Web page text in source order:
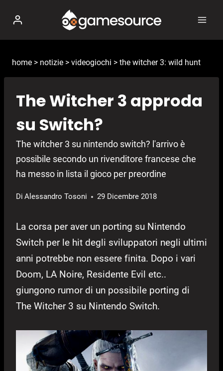
contenuto
home > notizie > videogiochi > the witcher 3: wild hunt
The Witcher 3 approda
su Switch?
The witcher 3 su nintendo switch? l'arrivo è
possibile secondo un rivenditore francese che
ha messo in lista il gioco per preordine
Di Alessandro Tosoni 29 Dicembre 2018
La corsa per aver un porting su Nintendo
Switch per le hit degli sviluppatori negli ultimi
anni potrebbe non essere finita. Dopo i vari
Doom, LA Noire, Residente Evil etc..
giungono rumor di un possibile porting di
The Witcher 3 su Nintendo Switch.